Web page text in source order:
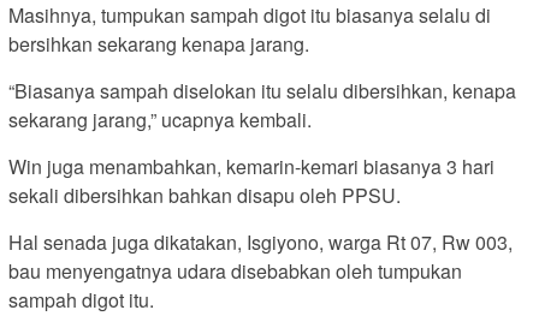
Masihnya, tumpukan sampah digot itu biasanya selalu di
bersihkan sekarang kenapa jarang.
“Biasanya sampah diselokan itu selalu dibersihkan, kenapa
sekarang jarang,” ucapnya kembali.
Win juga menambahkan, kemarin-kemari biasanya 3 hari
sekali dibersihkan bahkan disapu oleh PPSU.
Hal senada juga dikatakan, Isgiyono, warga Rt 07, Rw 003,
bau menyengatnya udara disebabkan oleh tumpukan
sampah digot itu.